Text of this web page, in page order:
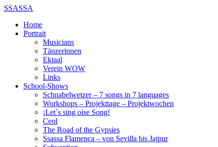
SSASSA
Home
Portrait
Musicians
Tänzerinnen
Ektaal
Verein WOW
Links
School-Shows
Schnabelwetzer – 7 songs in 7 languages
Workshops – Projekttage – Projektwochen
¡Let´s sing oise Song!
Ceol
The Road of the Gypsies
Ssassa Flamenca – von Sevilla bis Jajpur